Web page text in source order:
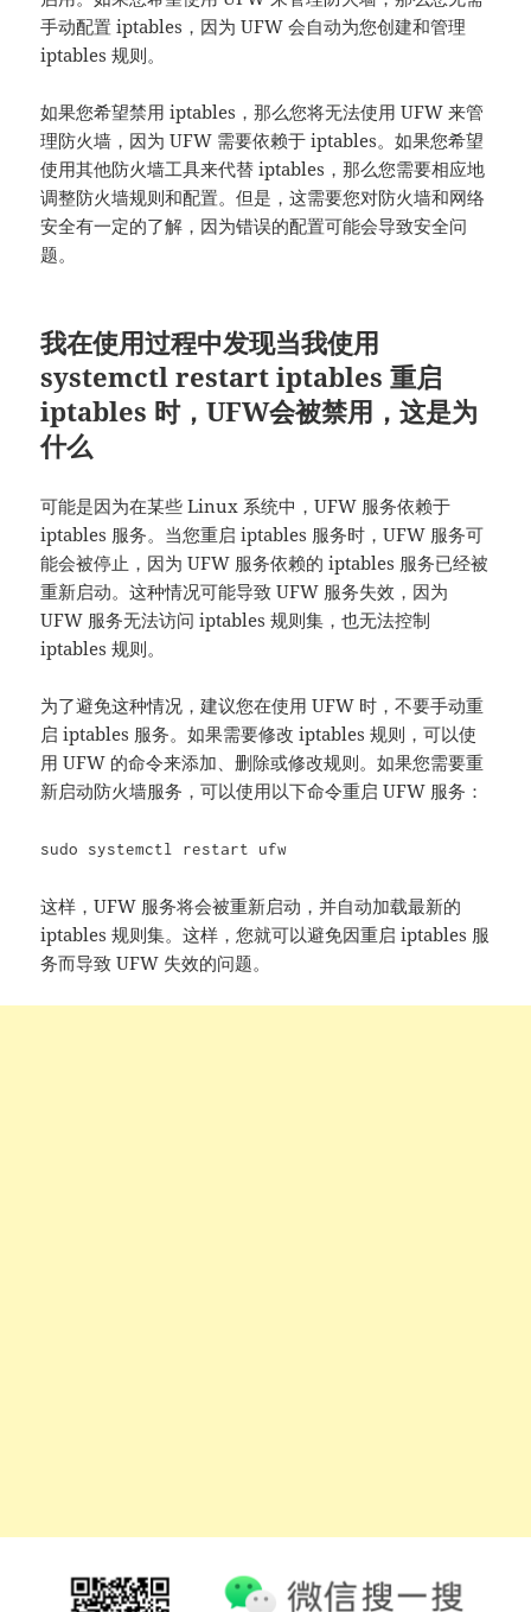
手动配置 iptables，因为 UFW 会自动为您创建和管理
iptables 规则。
如果您希望禁用 iptables，那么您将无法使用 UFW 来管
理防火墙，因为 UFW 需要依赖于 iptables。如果您希望
使用其他防火墙工具来代替 iptables，那么您需要相应地
调整防火墙规则和配置。但是，这需要您对防火墙和网络
安全有一定的了解，因为错误的配置可能会导致安全问
题。
我在使用过程中发现当我使用
systemctl restart iptables 重启
iptables 时，UFW会被禁用，这是为
什么
可能是因为在某些 Linux 系统中，UFW 服务依赖于
iptables 服务。当您重启 iptables 服务时，UFW 服务可
能会被停止，因为 UFW 服务依赖的 iptables 服务已经被
重新启动。这种情况可能导致 UFW 服务失效，因为
UFW 服务无法访问 iptables 规则集，也无法控制
iptables 规则。
为了避免这种情况，建议您在使用 UFW 时，不要手动重
启 iptables 服务。如果需要修改 iptables 规则，可以使
用 UFW 的命令来添加、删除或修改规则。如果您需要重
新启动防火墙服务，可以使用以下命令重启 UFW 服务：
sudo systemctl restart ufw
这样，UFW 服务将会被重新启动，并自动加载最新的
iptables 规则集。这样，您就可以避免因重启 iptables 服
务而导致 UFW 失效的问题。